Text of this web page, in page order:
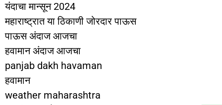
यंदाचा मान्सून 2024
महाराष्ट्रात या ठिकाणी जोरदार पाऊस
पाऊस अंदाज आजचा
हवामान अंदाज आजचा
panjab dakh havaman
हवामान
weather maharashtra